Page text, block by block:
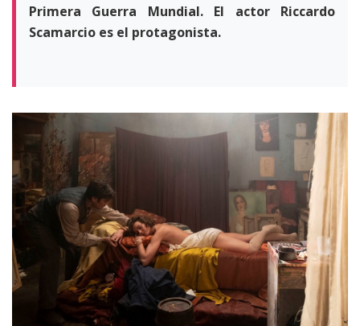
Primera Guerra Mundial. El actor Riccardo
Scamarcio es el protagonista.